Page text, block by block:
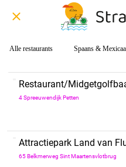
Alle restaurants Spaans &
Restaurant/
4 Spreeuwendijk Petten
Attractiepark Land van
65 Belkmerweg Sint Maartensvlotbrug